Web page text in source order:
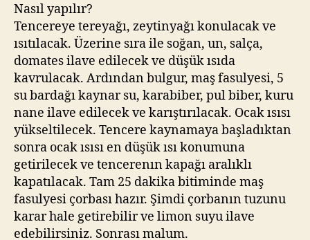
Nasıl yapılır?
Tencereye tereyağı, zeytinyağı konulacak ve
ısıtılacak. Üzerine sıra ile soğan, un, salça,
domates ilave edilecek ve düşük ısıda
kavrulacak. Ardından bulgur, maş fasulyesi, 5
su bardağı kaynar su, karabiber, pul biber, kuru
nane ilave edilecek ve karıştırılacak. Ocak ısısı
yükseltilecek. Tencere kaynamaya başladıktan
sonra ocak ısısı en düşük ısı konumuna
getirilecek ve tencerenın kapağı aralıklı
kapatılacak. Tam 25 dakika bitiminde maş
fasulyesi çorbası hazır. Şimdi çorbanın tuzunu
karar hale getirebilir ve limon suyu ilave
edebilirsiniz. Sonrası malum.